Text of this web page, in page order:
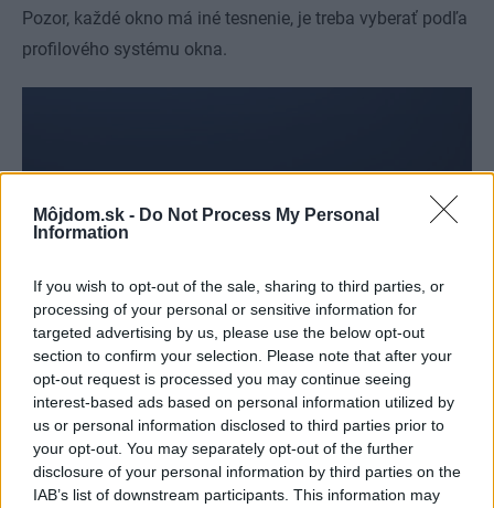
Môjdom.sk - Do Not Process My Personal
Information
If you wish to opt-out of the sale, sharing to third parties, or
processing of your personal or sensitive information for
targeted advertising by us, please use the below opt-out
section to confirm your selection. Please note that after your
opt-out request is processed you may continue seeing
interest-based ads based on personal information utilized by
us or personal information disclosed to third parties prior to
your opt-out. You may separately opt-out of the further
disclosure of your personal information by third parties on the
IAB’s list of downstream participants. This information may
Pozor, každé okno má iné tesnenie, je treba vyberať podľa
profilového systému okna.